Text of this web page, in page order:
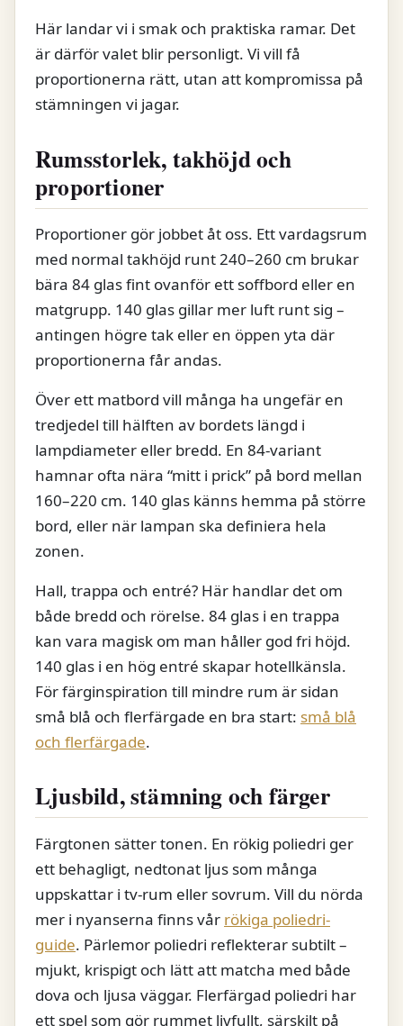
Här landar vi i smak och praktiska ramar. Det
är därför valet blir personligt. Vi vill få
proportionerna rätt, utan att kompromissa på
stämningen vi jagar.
Rumsstorlek, takhöjd och
proportioner
Proportioner gör jobbet åt oss. Ett vardagsrum
med normal takhöjd runt 240–260 cm brukar
bära 84 glas fint ovanför ett soffbord eller en
matgrupp. 140 glas gillar mer luft runt sig –
antingen högre tak eller en öppen yta där
proportionerna får andas.
Över ett matbord vill många ha ungefär en
tredjedel till hälften av bordets längd i
lampdiameter eller bredd. En 84-variant
hamnar ofta nära “mitt i prick” på bord mellan
160–220 cm. 140 glas känns hemma på större
bord, eller när lampan ska definiera hela
zonen.
Hall, trappa och entré? Här handlar det om
både bredd och rörelse. 84 glas i en trappa
kan vara magisk om man håller god fri höjd.
140 glas i en hög entré skapar hotellkänsla.
För färginspiration till mindre rum är sidan
små blå och flerfärgade en bra start: små blå
och flerfärgade.
Ljusbild, stämning och färger
Färgtonen sätter tonen. En rökig poliedri ger
ett behagligt, nedtonat ljus som många
uppskattar i tv-rum eller sovrum. Vill du nörda
mer i nyanserna finns vår rökiga poliedri-
guide. Pärlemor poliedri reflekterar subtilt –
mjukt, krispigt och lätt att matcha med både
dova och ljusa väggar. Flerfärgad poliedri har
ett spel som gör rummet livfullt, särskilt på